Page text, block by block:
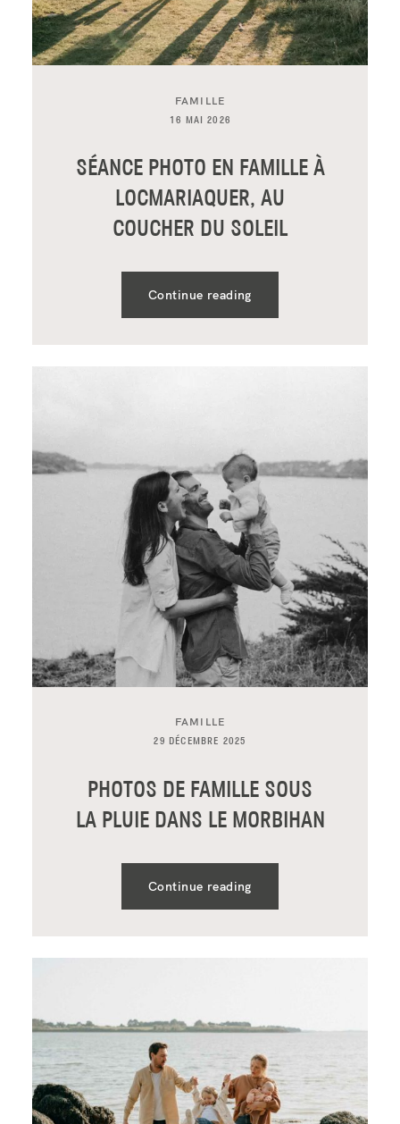
FAMILLE
16 MAI 2026
SÉANCE PHOTO EN FAMILLE À
LOCMARIAQUER, AU
COUCHER DU SOLEIL
Continue reading
FAMILLE
29 DÉCEMBRE 2025
PHOTOS DE FAMILLE SOUS
LA PLUIE DANS LE MORBIHAN
Continue reading